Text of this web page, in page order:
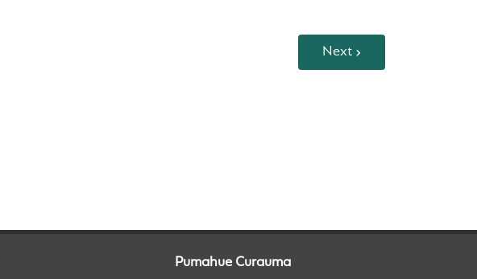
Next
Pumahue Curauma